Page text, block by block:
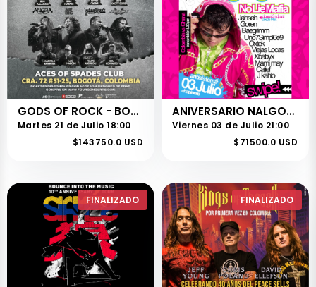
GODS OF ROCK - BOGOTÁ
Martes 21 de Julio 18:00
$143750.0 USD
ANIVERSARIO NALGOTIKEO
Viernes 03 de Julio 21:00
$71500.0 USD
FINALIZADO FINALIZADO